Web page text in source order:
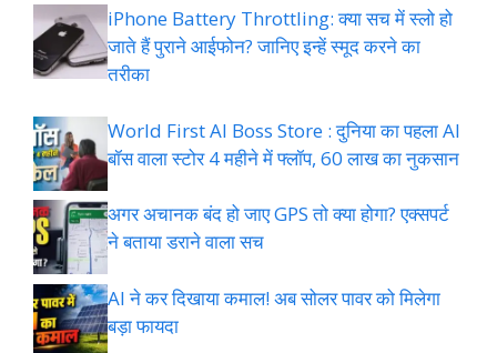
iPhone Battery Throttling: क्या सच में स्लो हो
जाते हैं पुराने आईफोन? जानिए इन्हें स्मूद करने का
तरीका
World First AI Boss Store : दुनिया का पहला AI
बॉस वाला स्टोर 4 महीने में फ्लॉप, 60 लाख का नुकसान
अगर अचानक बंद हो जाए GPS तो क्या होगा? एक्सपर्ट
ने बताया डराने वाला सच
AI ने कर दिखाया कमाल! अब सोलर पावर को मिलेगा
बड़ा फायदा